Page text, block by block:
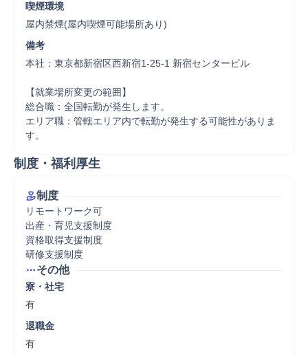
喫煙環境
屋内禁煙(屋内喫煙可能場所あり)
備考
本社：東京都新宿区西新宿1-25-1 新宿センタービル
【就業場所変更の範囲】
総合職：全国転勤が発生します。
エリア職：管轄エリア内で転勤が発生する可能性がありま
す。
制度・福利厚生
制度
リモートワーク可
出産・育児支援制度
資格取得支援制度
研修支援制度
その他
寮・社宅
有
退職金
有